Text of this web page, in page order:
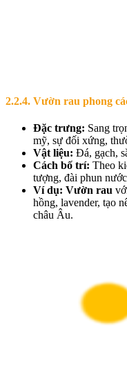
2.2.4. Vườn rau phong
Đặc trưng: Sang
mỹ, sự đối xứng,
Vật liệu: Đá, gạch,
Cách bố trí: Theo
tượng, đài phun
Ví dụ: Vườn rau
hồng, lavender, tạo
châu Âu.